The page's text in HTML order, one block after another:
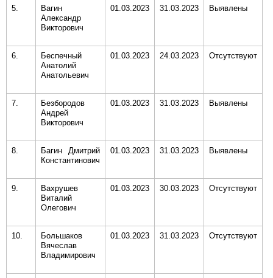
5.
Вагин
Александр
Викторович
01.03.2023 31.03.2023 Выявлены
6.
Беспечный
Анатолий
Анатольевич
01.03.2023 24.03.2023 Отсутствуют
7.
Безбородов
Андрей
Викторович
01.03.2023 31.03.2023 Выявлены
8.
Багин Дмитрий
Константинович
01.03.2023 31.03.2023 Выявлены
9.
Вахрушев
Виталий
Олегович
01.03.2023 30.03.2023 Отсутствуют
10.
Большаков
Вячеслав
Владимирович
01.03.2023 31.03.2023 Отсутствуют